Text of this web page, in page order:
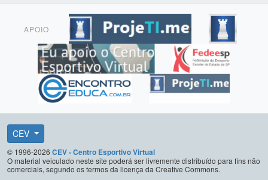
APOIO
CEV
© 1996-2026 CEV - Centro Esportivo Virtual
O material veiculado neste site poderá ser livremente distribuído para fins não
comerciais, segundo os termos da licença da Creative Commons.